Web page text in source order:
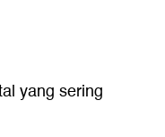
yang sering